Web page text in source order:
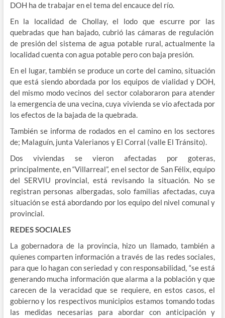
DOH ha de trabajar en el tema del encauce del río.
En la localidad de Chollay, el lodo que escurre por las
quebradas que han bajado, cubrió las cámaras de regulación
de presión del sistema de agua potable rural, actualmente la
localidad cuenta con agua potable pero con baja presión.
En el lugar, también se produce un corte del camino, situación
que está siendo abordada por los equipos de vialidad y DOH,
del mismo modo vecinos del sector colaboraron para atender
la emergencia de una vecina, cuya vivienda se vio afectada por
los efectos de la bajada de la quebrada.
También se informa de rodados en el camino en los sectores
de; Malaguín, junta Valerianos y El Corral (valle El Tránsito).
Dos viviendas se vieron afectadas por goteras,
principalmente, en “Villarreal”, en el sector de San Félix, equipo
del SERVIU provincial, está revisando la situación. No se
registran personas albergadas, solo familias afectadas, cuya
situación se está abordando por los equipo del nivel comunal y
provincial.
REDES SOCIALES
La gobernadora de la provincia, hizo un llamado, también a
quienes comparten información a través de las redes sociales,
para que lo hagan con seriedad y con responsabilidad, “se está
generando mucha información que alarma a la población y que
carecen de la veracidad que se requiere, en estos casos, el
gobierno y los respectivos municipios estamos tomando todas
las medidas necesarias para abordar con anticipación y